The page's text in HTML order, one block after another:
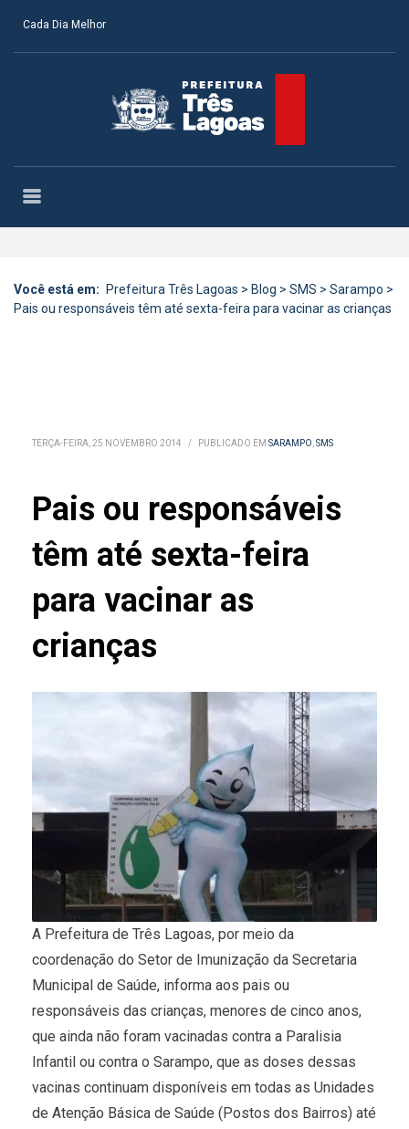
Cada Dia Melhor
Você está em: Prefeitura Três Lagoas > Blog > SMS > Sarampo >
Pais ou responsáveis têm até sexta-feira para vacinar as crianças
TERÇA-FEIRA, 25 NOVEMBRO 2014 / PUBLICADO EM SARAMPO,SMS
Pais ou responsáveis
têm até sexta-feira
para vacinar as
crianças
A Prefeitura de Três Lagoas, por meio da
coordenação do Setor de Imunização da Secretaria
Municipal de Saúde, informa aos pais ou
responsáveis das crianças, menores de cinco anos,
que ainda não foram vacinadas contra a Paralisia
Infantil ou contra o Sarampo, que as doses dessas
vacinas continuam disponíveis em todas as Unidades
de Atenção Básica de Saúde (Postos dos Bairros) até